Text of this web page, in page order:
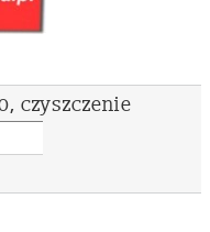
czyszczenie